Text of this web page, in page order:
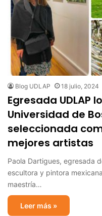
Blog UDLAP 18 julio, 2024
Egresada UDLAP
Universidad de
seleccionada
mejores artistas
Paola Dartigues, egresada
escultora y pintora
maestría…
Leer más »